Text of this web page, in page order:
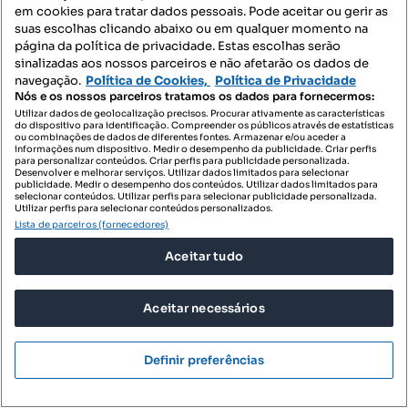
2929,09 €/m²
Apartamento T2 para venda
Rua da Ponte Velha, Lordelo, Paredes, Porto
em cookies para tratar dados pessoais. Pode aceitar ou gerir as
suas escolhas clicando abaixo ou em qualquer momento na
página da política de privacidade. Estas escolhas serão
sinalizadas aos nossos parceiros e não afetarão os dados de
navegação. Política de Cookies, Política de Privacidade
Nós e os nossos parceiros tratamos os dados para fornecermos:
Utilizar dados de geolocalização precisos. Procurar ativamente as características
do dispositivo para identificação. Compreender os públicos através de estatísticas
ou combinações de dados de diferentes fontes. Armazenar e/ou aceder a
informações num dispositivo. Medir o desempenho da publicidade. Criar perfis
para personalizar conteúdos. Criar perfis para publicidade personalizada.
Desenvolver e melhorar serviços. Utilizar dados limitados para selecionar
publicidade. Medir o desempenho dos conteúdos. Utilizar dados limitados para
selecionar conteúdos. Utilizar perfis para selecionar publicidade personalizada.
Utilizar perfis para selecionar conteúdos personalizados.
Lista de parceiros (fornecedores)
Aceitar tudo
Aceitar necessários
Definir preferências